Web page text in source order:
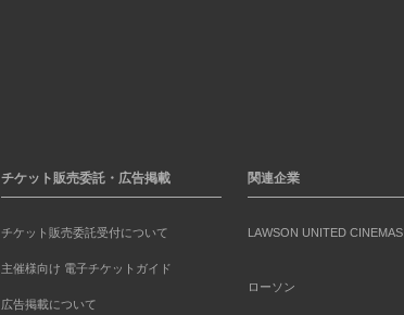
チケット販売委託・広告掲載
チケット販売委託受付について
主催様向け 電子チケットガイド
広告掲載について
関連企業
LAWSON UNITED CINEMAS
ローソン